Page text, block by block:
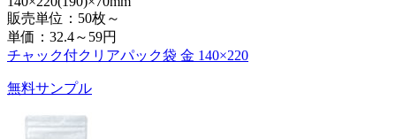
販売単位：50枚～
単価： 32.4～59円
チャック付クリアパック袋 金 140×220
無料サンプル